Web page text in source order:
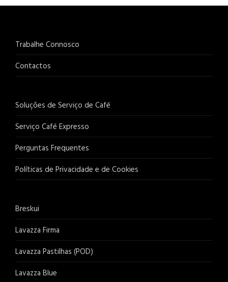
Trabalhe Connosco
Contactos
Soluções de Serviço de Café
Serviço Café Expresso
Perguntas Frequentes
Políticas de Privacidade e de Cookies
Breskui
Lavazza Firma
Lavazza Pastilhas (POD)
Lavazza Blue